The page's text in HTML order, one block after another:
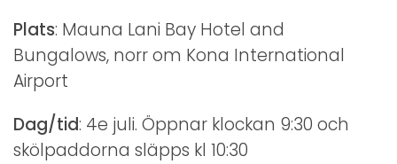
Plats: Mauna Lani Bay Hotel and
Bungalows, norr om Kona International
Airport
Dag/tid: 4e juli. Öppnar klockan 9:30 och
skölpaddorna släpps kl 10:30